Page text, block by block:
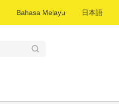
Bahasa Melayu 日本語